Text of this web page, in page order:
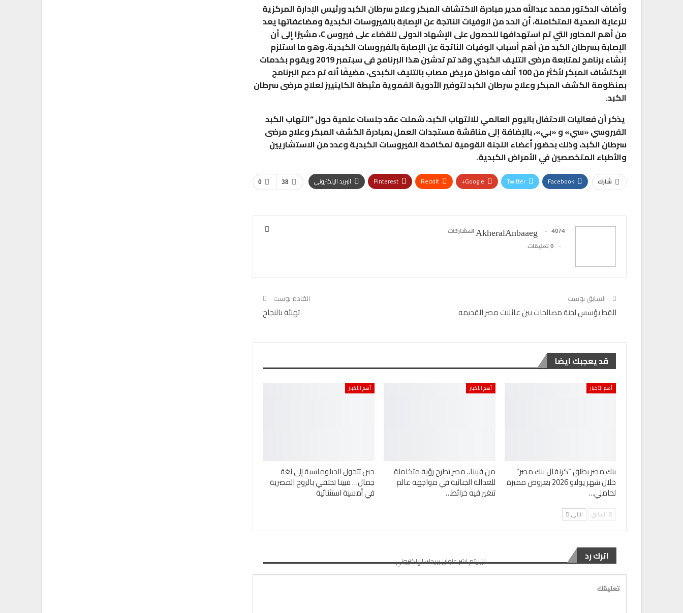
وأضاف الدكتور محمد عبدالله مدير مبادرة الاكتشاف المبكر وعلاج سرطان الكبد ورئيس الإدارة المركزية
للرعاية الصحية المتكاملة، أن الحد من الوفيات الناتجة عن الإصابة بالفيروسات الكبدية ومضاعفاتها يعد
من أهم المحاور التي تم استهدافها للحصول على الإشهاد الدولى للقضاء على فيروس C، مشيرًا إلى أن
الإصابة بسرطان الكبد من أهم أسباب الوفيات الناتجة عن الإصابة بالفيروسات الكبدية، وهو ما استلزم
إنشاء برنامج لمتابعة مرضى التليف الكبدي وقد تم تدشين هذا البرنامج فى سبتمبر 2019 ويقوم بخدمات
الإكتشاف المبكر لأكثر من 100 ألف مواطن مريض مصاب بالتليف الكبدى، مضيفًا أنه تم دعم البرنامج
بمنظومة الكشف المبكر وعلاج سرطان الكبد لتوفير الأدوية الفموية مثبطة الكاينييز لعلاج مرضى سرطان
الكبد.
يذكر أن فعاليات الاحتفال باليوم العالمي للالتهاب الكبد، شملت عقد جلسات علمية حول “التهاب الكبد
الفيروسي «سي» و «بي»، بالإضافة إلى مناقشة مستجدات العمل بمبادرة الكشف المبكر وعلاج مرضى
سرطان الكبد، وذلك بحضور أعضاء اللجنة القومية لمكافحة الفيروسات الكبدية وعدد من الاستشاريين
والأطباء المتخصصين في الأمراض الكبدية.
0 38 شارك Facebook
Twitter
Google+
ReddIt
Pinterest البريد الإلكتروني
AkheralAnbaaeg
4074 المشاركات
0 تعليقات
السابق بوست
القط يؤسس لجنة مصالحات بين عائلات مصر القديمه
القادم بوست
تهنئة بالنجاح
قد يعجبك ايضا
أهم الأخبار
بنك مصر يطلق “كرنفال بنك مصر”
خلال شهر يوليو 2026 بعروض مميزة
لحاملي…
أهم الأخبار
من فيينا.. مصر تطرح رؤية متكاملة
للعدالة الجنائية في مواجهة عالم
تتغير فيه خرائط…
أهم الأخبار
حين تتحول الدبلوماسية إلى لغة
جمال… فيينا تحتفي بالروح المصرية
في أمسية استثنائية
السابق التالي
اترك رد لن يتم نشر عنوان بريدك الإلكتروني.